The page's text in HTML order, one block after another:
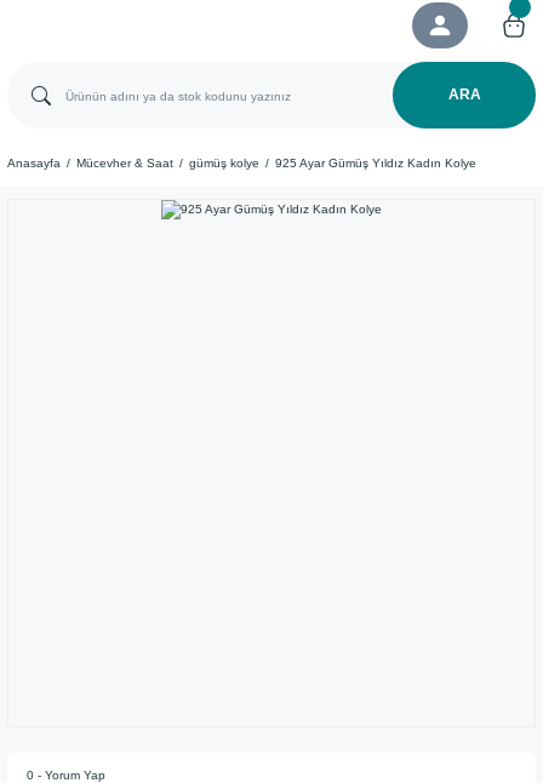
ARA
Anasayfa Mücevher & Saat gümüş kolye 925 Ayar Gümüş Yıldız Kadın Kolye
0 - Yorum Yap